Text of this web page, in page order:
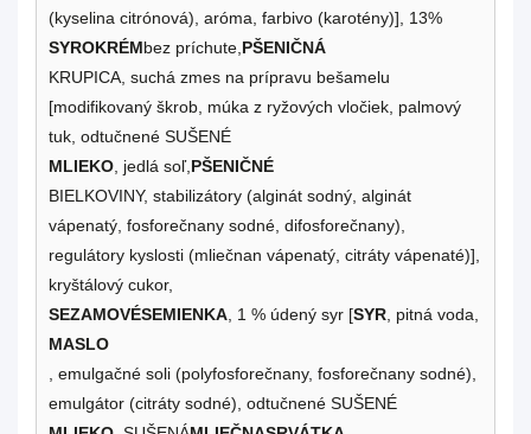
(kyselina citrónová), aróma, farbivo (karotény)], 13%
SYROKRÉMbez príchute,PŠENIČNÁ
KRUPICA, suchá zmes na prípravu bešamelu
[modifikovaný škrob, múka z ryžových vločiek, palmový
tuk, odtučnené SUŠENÉ
MLIEKO, jedlá soľ,PŠENIČNÉ
BIELKOVINY, stabilizátory (alginát sodný, alginát
vápenatý, fosforečnany sodné, difosforečnany),
regulátory kyslosti (mliečnan vápenatý, citráty vápenaté)],
kryštálový cukor,
SEZAMOVÉSEMIENKA, 1 % údený syr [SYR, pitná voda,
MASLO
, emulgačné soli (polyfosforečnany, fosforečnany sodné),
emulgátor (citráty sodné), odtučnené SUŠENÉ